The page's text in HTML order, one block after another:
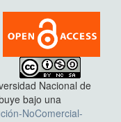
Nacional de
bajo una
NoComercial-